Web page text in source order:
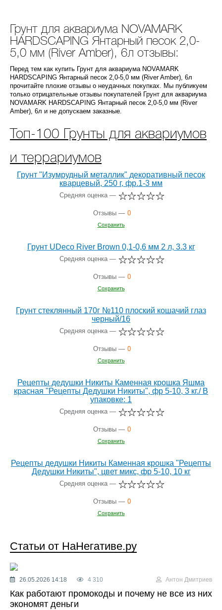
Грунт для аквариума NOVAMARK
HARDSCAPING Янтарный песок 2,0-
5,0 мм (River Amber), 6л отзывы:
Перед тем как купить Грунт для аквариума NOVAMARK
HARDSCAPING Янтарный песок 2,0-5,0 мм (River Amber), 6л
прочитайте плохие отзывы о неудачных покупках. Мы публикуем
только отрицательные отзывы покупателей Грунт для аквариума
NOVAMARK HARDSCAPING Янтарный песок 2,0-5,0 мм (River
Amber), 6л и не допускаем заказные.
Топ-100 Грунты для аквариумов
и террариумов
Грунт "Изумрудный металлик" декоративный песок
кварцевый, 250 г, фр.1-3 мм
Средняя оценка —
Отзывы — 0
Сохранить
Грунт UDeco River Brown 0,1-0,6 мм 2 л, 3.3 кг
Средняя оценка —
Отзывы — 0
Сохранить
Грунт стеклянный 170г №110 плоский кошачий глаз
черный/16
Средняя оценка —
Отзывы — 0
Сохранить
Рецепты дедушки Никиты Каменная крошка Яшма
красная "Рецепты Дедушки Никиты", фр 5-10, 3 кг./ В
упаковке: 1
Средняя оценка —
Отзывы — 0
Сохранить
Рецепты дедушки Никиты Каменная крошка "Рецепты
Дедушки Никиты", цвет микс, фр 5-10, 10 кг
Средняя оценка —
Отзывы — 0
Сохранить
Статьи от НаНегативе.ру
26.05.2026 14:18 4 310 Антон Дмитриев
Как работают промокоды и почему не все из них
экономят деньги